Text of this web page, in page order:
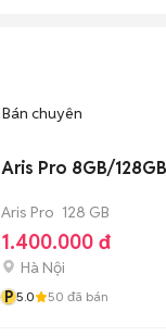
Bán chuyên
Aris Pro 8GB/128GB
Aris Pro 128 GB
1.400.000 đ
Hà Nội
P 5.0 50 đã bán